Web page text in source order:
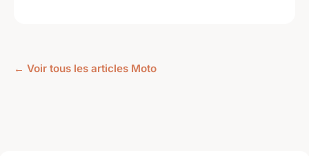
← Voir tous les articles Moto